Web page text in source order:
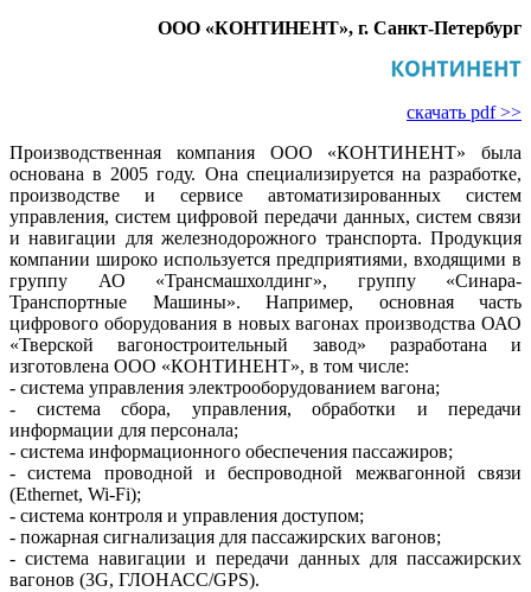
ООО «КОНТИНЕНТ», г. Санкт-Петербург
скачать pdf >>
Производственная компания ООО «КОНТИНЕНТ» была
основана в 2005 го­ду. Она специализируется на разработке,
производстве и сервисе автоматизированных систем
управления, систем цифровой передачи данных, систем связи
и навигации для железнодорожного транспорта. Продукция
компании широко используется предприятиями, входящими в
группу АО «Трансмашхолдинг», группу «Синара-
Транспортные Машины». Например, основная часть
цифрового оборудования в новых вагонах производства ОАО
«Тверской вагоностроительный завод» разработана и
изготовлена ООО «КОНТИНЕНТ», в том числе:
- система управления электрооборудованием вагона;
- система сбора, управления, обработки и передачи
информации для персонала;
- система информационного обеспечения пассажиров;
- система проводной и беспроводной межвагонной связи
(Ethernet, Wi-Fi);
- система контроля и управления доступом;
- пожарная сигнализация для пассажирских вагонов;
- система навигации и передачи данных для пассажирских
вагонов (3G, ГЛОНАСС/GPS).